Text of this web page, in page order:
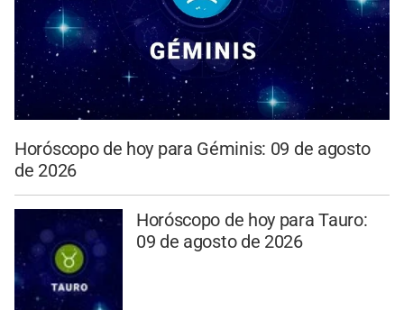
Horóscopo de hoy para Géminis: 09 de agosto
de 2026
Horóscopo de hoy para Tauro:
09 de agosto de 2026